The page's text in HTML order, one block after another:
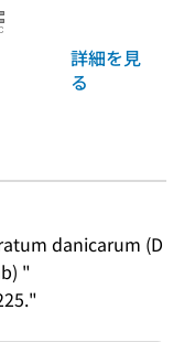
詳細を見
る
danicarum (D
"